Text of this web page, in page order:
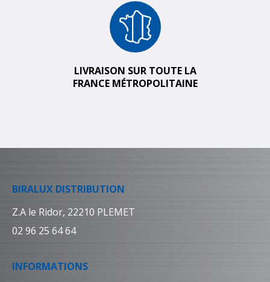
LIVRAISON SUR TOUTE LA
FRANCE MÉTROPOLITAINE
BIRALUX DISTRIBUTION
Z.A le Ridor, 22210 PLEMET
02 96 25 64 64
INFORMATIONS